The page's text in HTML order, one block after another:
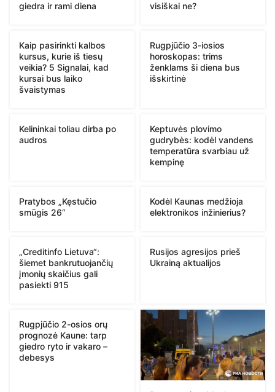
giedra ir rami diena
visiškai ne?
Kaip pasirinkti kalbos
kursus, kurie iš tiesų
veikia? 5 Signalai, kad
kursai bus laiko
švaistymas
Rugpjūčio 3-iosios
horoskopas: trims
ženklams ši diena bus
išskirtinė
Kelininkai toliau dirba po
audros
Keptuvės plovimo
gudrybės: kodėl vandens
temperatūra svarbiau už
kempinę
Pratybos „Kęstučio
smūgis 26“
Kodėl Kaunas medžioja
elektronikos inžinierius?
„Creditinfo Lietuva“:
šiemet bankrutuojančių
įmonių skaičius gali
pasiekti 915
Rusijos agresijos prieš
Ukrainą aktualijos
Rugpjūčio 2-osios orų
prognozė Kaune: tarp
giedro ryto ir vakaro –
debesys